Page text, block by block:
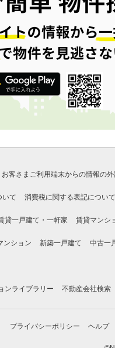
お客さまご利用端末からの情報の
いて 消費税に関する表記について
貸一戸建て・一軒家 賃貸マンシ
ンション 新築一戸建て 中古一
ンライブラリー 不動産会社検索
プライバシーポリシー ヘルプ